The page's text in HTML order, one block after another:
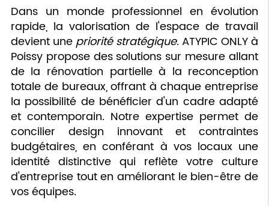
Dans un monde professionnel en évolution
rapide, la valorisation de l'espace de travail
devient unepriorité stratégique. ATYPIC ONLY à
Poissy propose des solutions sur mesure allant
de la rénovation partielle à la reconception
totale de bureaux, offrant à chaque entreprise
la possibilité de bénéficier d'un cadre adapté
et contemporain. Notre expertise permet de
concilier design innovant et contraintes
budgétaires, en conférant à vos locaux une
identité distinctive qui reflète votre culture
d'entreprise tout en améliorant le bien-être de
vos équipes.